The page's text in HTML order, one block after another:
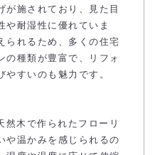
が施されており、見た目
や耐湿性に優れていま
られるため、多くの住宅
の種類が豊富で、リフォ
やすいのも魅力です。
木で作られたフローリ
や温かみを感じられるの